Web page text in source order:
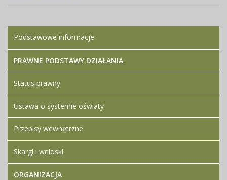
Podstawowe informacje
PRAWNE PODSTAWY DZIAŁANIA
Status prawny
Ustawa o systemie oświaty
Przepisy wewnętrzne
Skargi i wnioski
ORGANIZACJA